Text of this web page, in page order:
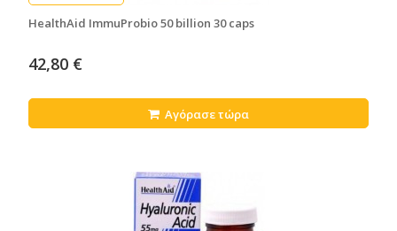
HealthAid ImmuProbio 50 billion 30 caps
42,80 €
Αγόρασε τώρα